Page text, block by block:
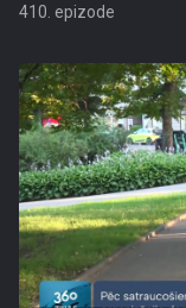
410. epizode